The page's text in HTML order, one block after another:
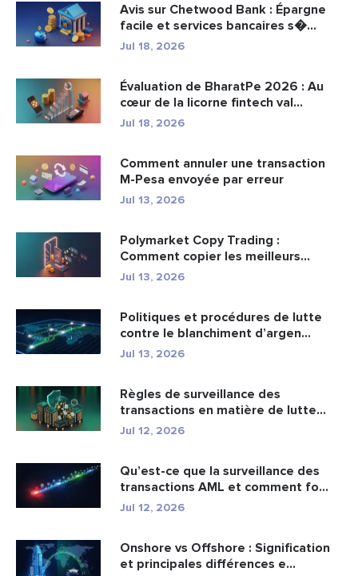
Avis sur Chetwood Bank : Épargne
facile et services bancaires s�...
Jul 18, 2026
Évaluation de BharatPe 2026 : Au
cœur de la licorne fintech val...
Jul 18, 2026
Comment annuler une transaction
M-Pesa envoyée par erreur
Jul 13, 2026
Polymarket Copy Trading :
Comment copier les meilleurs
portefeuil...
Jul 13, 2026
Politiques et procédures de lutte
contre le blanchiment d’argen...
Jul 13, 2026
Règles de surveillance des
transactions en matière de lutte
cont...
Jul 12, 2026
Qu’est-ce que la surveillance des
transactions AML et comment fo...
Jul 12, 2026
Onshore vs Offshore : Signification
et principales différences e...